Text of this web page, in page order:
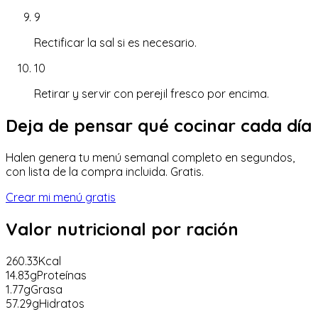
9
Rectificar la sal si es necesario.
10
Retirar y servir con perejil fresco por encima.
Deja de pensar qué cocinar cada día
Halen genera tu menú semanal completo en segundos,
con lista de la compra incluida. Gratis.
Crear mi menú gratis
Valor nutricional por ración
260.33Kcal
14.83gProteínas
1.77gGrasa
57.29gHidratos